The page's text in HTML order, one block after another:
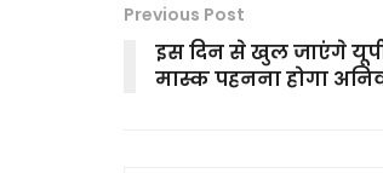
Previous Post
इस दिन से खुल जाएंगे
मास्क पहनना होगा